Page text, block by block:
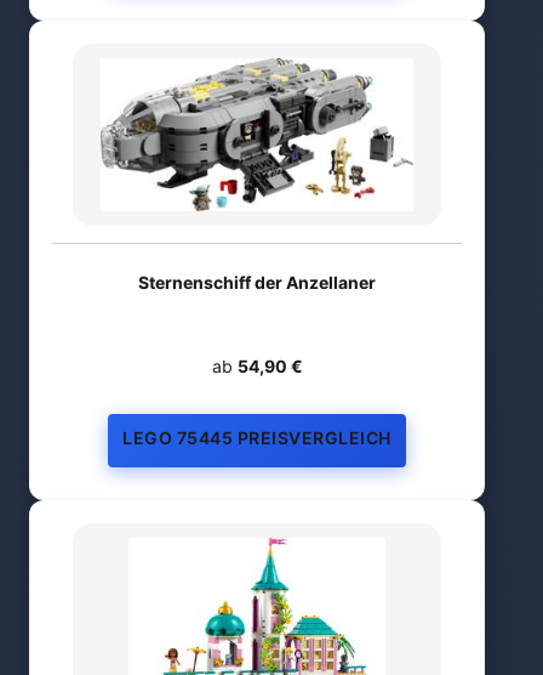
Sternenschiff der Anzellaner
ab 54,90 €
LEGO 75445 PREISVERGLEICH